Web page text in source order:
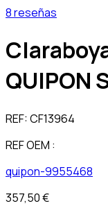
8 reseñas
QUIPON
REF:CF13964
REF OEM :
quipon-9955468
357,50 €